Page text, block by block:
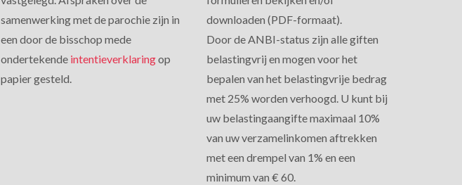
samenwerking met de parochie zijn in
een door de bisschop mede
ondertekende intentieverklaringop
papier gesteld.
downloaden (PDF-formaat).
Door de ANBI-status zijn alle giften
belastingvrij en mogen voor het
bepalen van het belastingvrije bedrag
met 25% worden verhoogd. U kunt bij
uw belastingaangifte maximaal 10%
van uw verzamelinkomen aftrekken
met een drempel van 1% en een
minimum van € 60.